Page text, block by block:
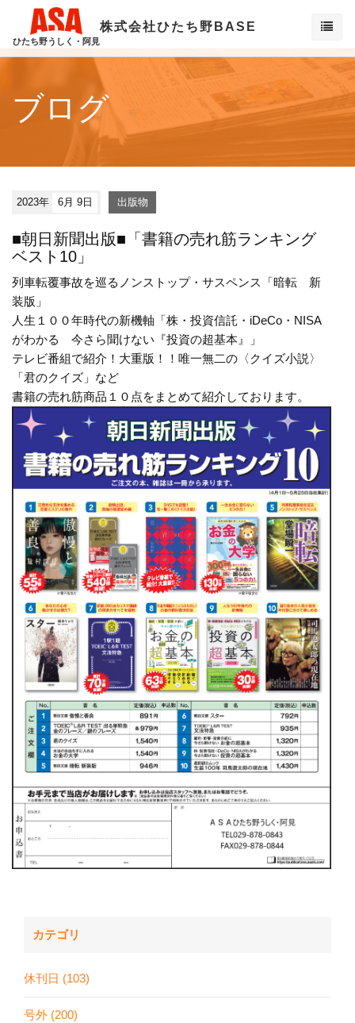
ひたち野うしく・阿見
株式会社ひたち野BASE
ブログ
2023年 6月 9日 出版物
■朝日新聞出版■「書籍の売れ筋ランキング
ベスト10」
列車転覆事故を巡るノンストップ・サスペンス「暗転 新
装版」
人生１００年時代の新機軸「株・投資信託・iDeCo・NISA
がわかる 今さら聞けない『投資の超基本』」
テレビ番組で紹介！大重版！！唯一無二の〈クイズ小説〉
「君のクイズ」など
書籍の売れ筋商品１０点をまとめて紹介しております。
カテゴリ
休刊日 (103)
号外 (200)